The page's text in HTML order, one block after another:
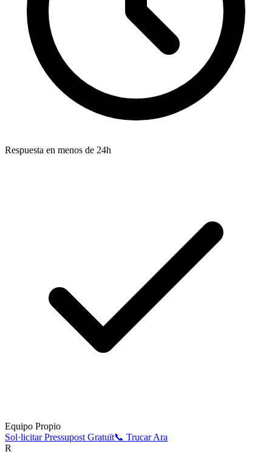
Respuesta en menos de 24h
Equipo Propio
Sol·licitar Pressupost Gratuït📞 Trucar Ara
R